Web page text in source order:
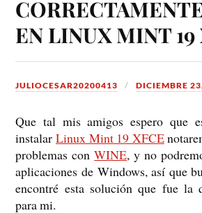
EN LINUX MINT 19
JULIOCESAR20200413 DICIEMBRE
Que tal mis amigos espero que
instalar Linux Mint 19 XFCE
problemas conWINE, y no
aplicaciones de Windows, así que
encontré esta solución que fue la
para mi.